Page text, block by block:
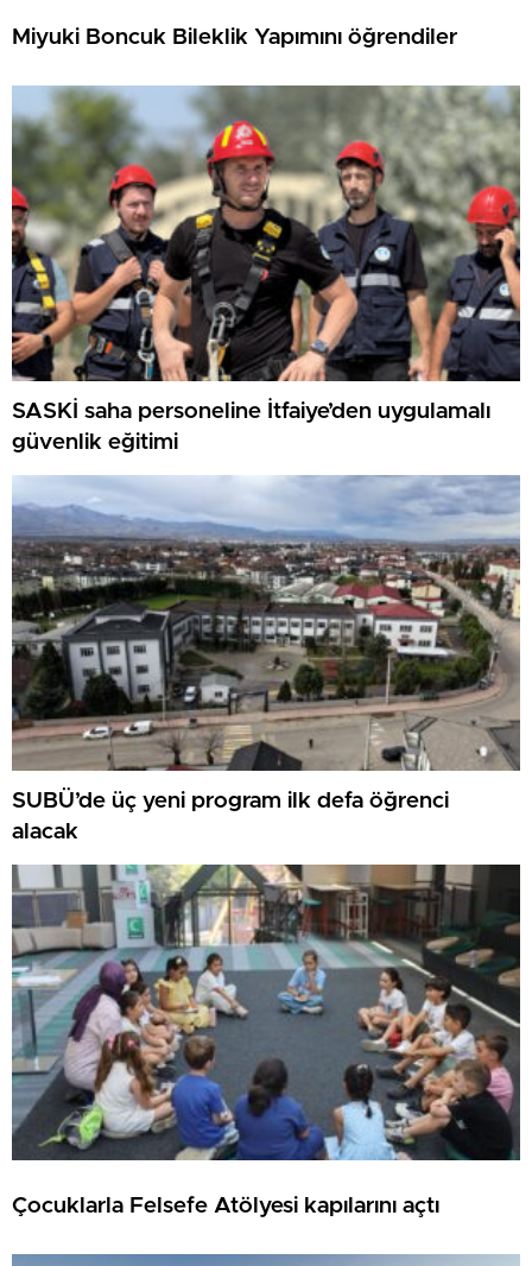
Miyuki Boncuk Bileklik Yapımını öğrendiler
SASKİ saha personeline İtfaiye’den uygulamalı
güvenlik eğitimi
SUBÜ’de üç yeni program ilk defa öğrenci
alacak
Çocuklarla Felsefe Atölyesi kapılarını açtı